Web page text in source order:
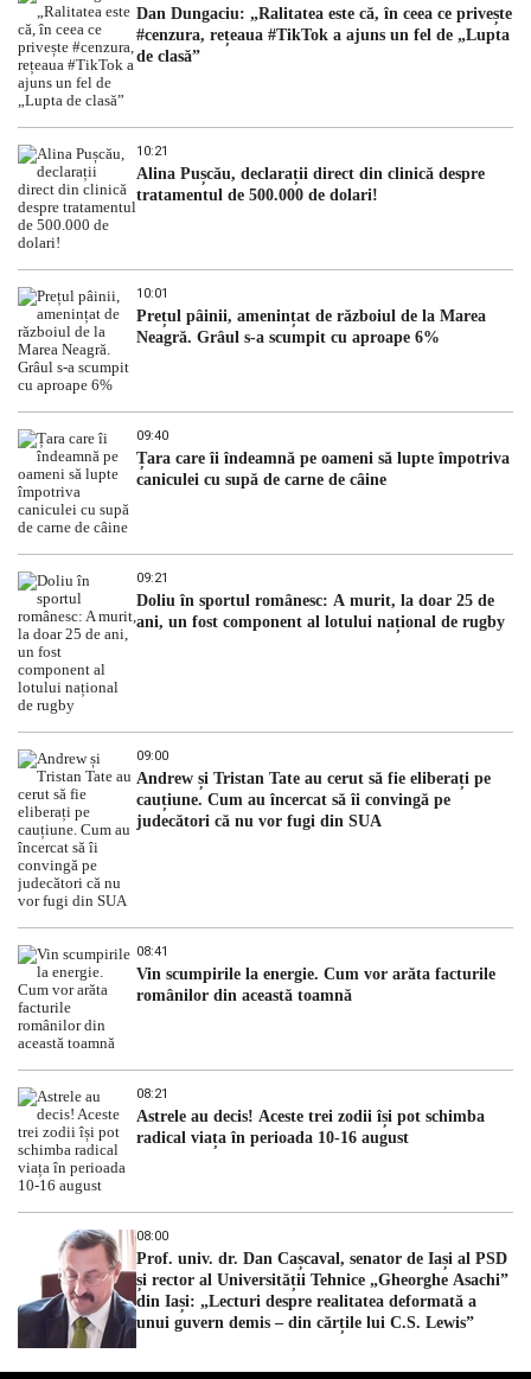
Dan Dungaciu: „Ralitatea este că, în ceea ce privește
#cenzura, rețeaua #TikTok a ajuns un fel de „Lupta
de clasă”
10:21
Alina Pușcău, declarații direct din clinică despre
tratamentul de 500.000 de dolari!
10:01
Prețul pâinii, amenințat de războiul de la Marea
Neagră. Grâul s-a scumpit cu aproape 6%
09:40
Țara care îi îndeamnă pe oameni să lupte împotriva
caniculei cu supă de carne de câine
09:21
Doliu în sportul românesc: A murit, la doar 25 de
ani, un fost component al lotului național de rugby
09:00
Andrew și Tristan Tate au cerut să fie eliberați pe
cauțiune. Cum au încercat să îi convingă pe
judecători că nu vor fugi din SUA
08:41
Vin scumpirile la energie. Cum vor arăta facturile
românilor din această toamnă
08:21
Astrele au decis! Aceste trei zodii își pot schimba
radical viața în perioada 10-16 august
08:00
Prof. univ. dr. Dan Cașcaval, senator de Iași al PSD
și rector al Universității Tehnice „Gheorghe Asachi”
din Iași: „Lecturi despre realitatea deformată a
unui guvern demis – din cărțile lui C.S. Lewis”